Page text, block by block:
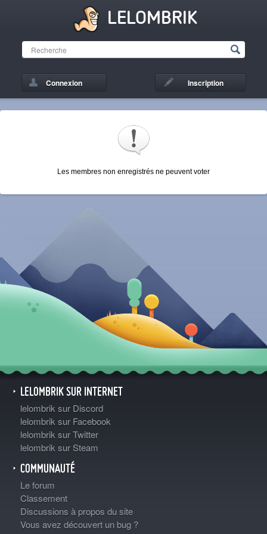
LELOMBRIK
Connexion Inscription
Les membres non enregistrés ne peuvent voter
LELOMBRIK SUR INTERNET
lelombrik sur Discord
lelombrik sur Facebook
lelombrik sur Twitter
lelombrik sur Steam
COMMUNAUTÉ
Le forum
Classement
Discussions à propos du site
Vous avez découvert un bug ?